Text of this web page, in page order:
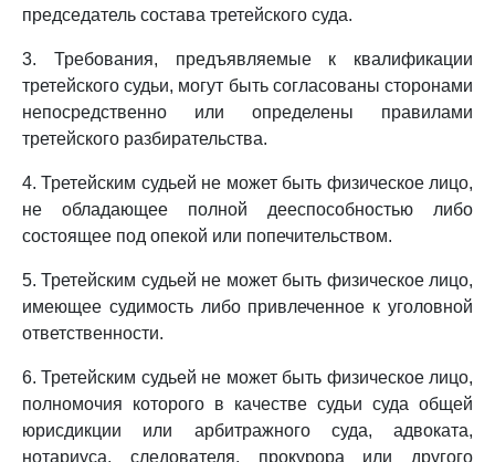
председатель состава третейского суда.
3. Требования, предъявляемые к квалификации
третейского судьи, могут быть согласованы сторонами
непосредственно или определены правилами
третейского разбирательства.
4. Третейским судьей не может быть физическое лицо,
не обладающее полной дееспособностью либо
состоящее под опекой или попечительством.
5. Третейским судьей не может быть физическое лицо,
имеющее судимость либо привлеченное к уголовной
ответственности.
6. Третейским судьей не может быть физическое лицо,
полномочия которого в качестве судьи суда общей
юрисдикции или арбитражного суда, адвоката,
нотариуса, следователя, прокурора или другого